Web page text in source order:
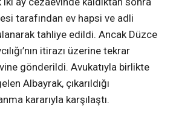
tarafından ev hapsi ve adli
tahliye edildi. Ancak Düzce
itirazı üzerine tekrar
gönderildi. Avukatıyla birlikte
Albayrak, çıkarıldığı
kararıyla karşılaştı.